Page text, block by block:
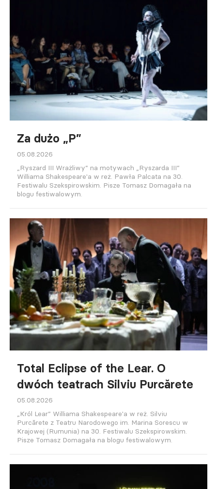
Za dużo „P”
05.08.2026
„Ryszard III Wrażliwy” na motywach „Ryszarda III”
Williama Shakespeare'a w reż. Pawła Palcata na 30.
Festiwalu Szekspirowskim. Pisze Tomasz Domagała na
blogu festiwalowym.
Total Eclipse of the Lear. O
dwóch teatrach Silviu Purcărete
05.08.2026
„Król Lear” Williama Shakespeare'a w reż. Silviu
Purcărete z Teatru Narodowego im. Marina Sorescu w
Krajowej (Rumunia) na 30. Festiwalu Szekspirowskim.
Pisze Tomasz Domagała na blogu festiwalowym.